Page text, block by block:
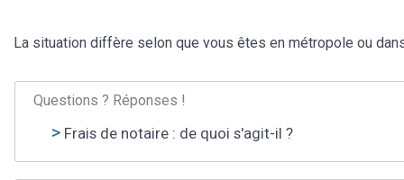
La situation diffère selon que vous êtes en métropole ou
Questions ? Réponses !
Frais de notaire : de quoi s'agit-il ?